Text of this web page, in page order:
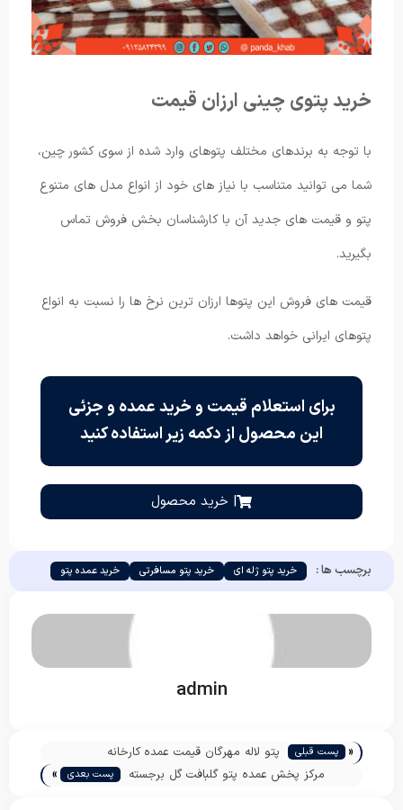
خرید پتوی چینی ارزان قیمت
با توجه به برندهای مختلف پتوهای وارد شده از سوی کشور چین،
شما می توانید متناسب با نیاز های خود از انواع مدل های متنوع
پتو و قیمت های جدید آن با کارشناسان بخش فروش تماس
بگیرید.
قیمت های فروش این پتوها ارزان ترین نرخ ها را نسبت به انواع
پتوهای ایرانی خواهد داشت.
برای استعلام قیمت و خرید عمده و جزئی
این محصول از دکمه زیر استفاده کنید
| خرید محصول
برچسب ها : خرید پتو ژله ای خرید پتو مسافرتی خرید عمده پتو
admin
« پست قبلی
پتو لاله مهرگان قیمت عمده کارخانه
مرکز پخش عمده پتو گلبافت گل برجسته
پست بعدی »